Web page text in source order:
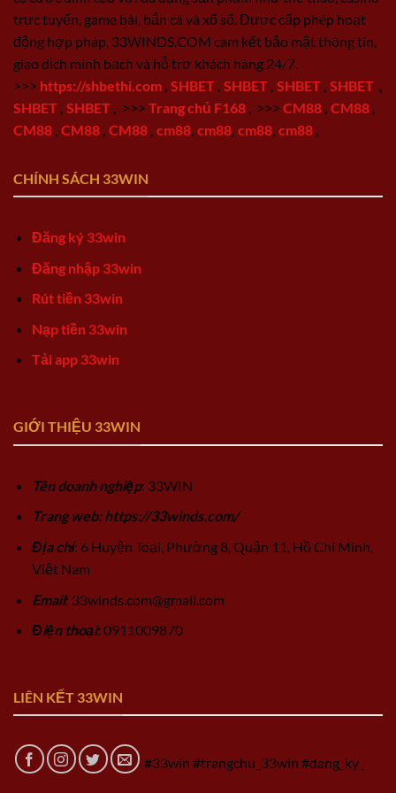
trực tuyến, game bài, bắn cá và xổ số. Được cấp phép hoạt
động hợp pháp, 33WINDS.COM cam kết bảo mật thông tin,
giao dịch minh bạch và hỗ trợ khách hàng 24/7.
>>> https://shbethi.com SHBET SHBET SHBET SHBET
SHBET SHBET >>> Trang chủ F168 >>> CM88 CM88
CM88 CM88 CM88 cm88 cm88 cm88 cm88
CHÍNH SÁCH 33WIN
Đăng ký 33win
Đăng nhập 33win
Rút tiền 33win
Nạp tiền 33win
Tải app 33win
GIỚI THIỆU 33WIN
Tên doanh nghiệp: 33WIN
Trang web: https://33winds.com/
Địa chỉ: 6 Huyện Toại, Phường 8, Quận 11, Hồ Chí Minh,
Việt Nam
Email: 33winds.com@gmail.com
Điện thoại: 0911009870
LIÊN KẾT 33WIN
#33win #trangchu_33win #dang_ky_